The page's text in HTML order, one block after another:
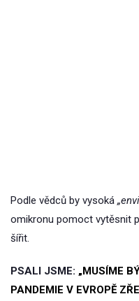
Podle vědců by vysoká
omikronu pomoct vytěsnit
šířit.
PSALI JSME: „MUSÍME
PANDEMIE V EVROPĚ